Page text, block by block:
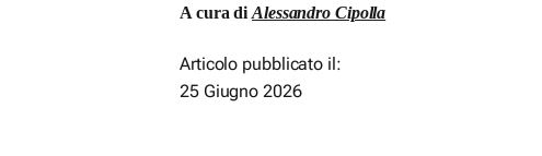
A cura di Alessandro Cipolla
Articolo pubblicato il:
25 Giugno 2026